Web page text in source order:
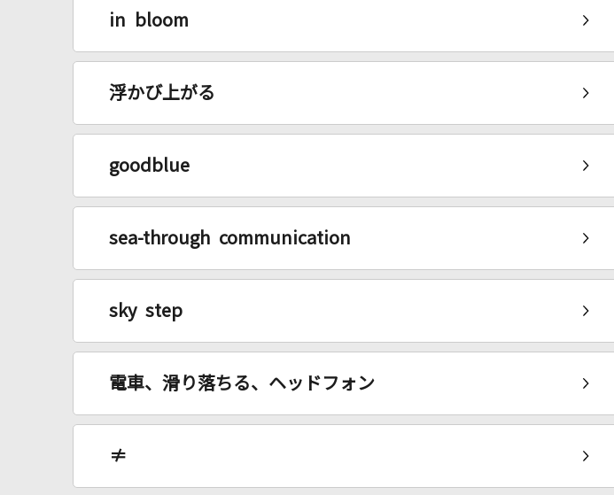
in bloom
浮かび上がる
goodblue
sea-through communication
sky step
電車、滑り落ちる、ヘッドフォン
≠